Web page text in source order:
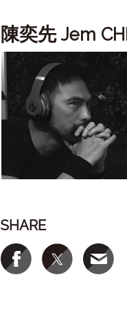
陳奕先Jem
SHARE